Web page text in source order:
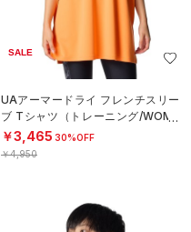
SALE
UAアーマードライ フレンチスリー
ブ Tシャツ（トレーニング/WOME
N）
￥3,465 30%OFF
￥4,950